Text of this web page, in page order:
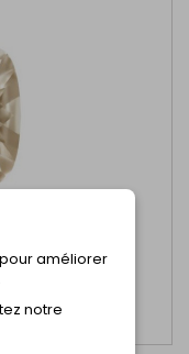
améliorer
notre